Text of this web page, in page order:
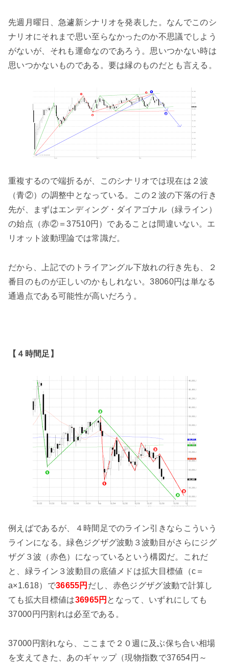
先週月曜日、急遽新シナリオを発表した。なんでこのシ
ナリオにそれまで思い至らなかったのか不思議でしよう
がないが、それも運命なのであろう。思いつかない時は
思いつかないものである。要は縁のものだとも言える。
重複するので端折るが、このシナリオでは現在は２波
（青②）の調整中となっている。この２波の下落の行き
先が、まずはエンディング・ダイアゴナル（緑ライン）
の始点（赤②＝37510円）であることは間違いない。エ
リオット波動理論では常識だ。
だから、上記でのトライアングル下放れの行き先も、２
番目のものが正しいのかもしれない。38060円は単なる
通過点である可能性が高いだろう。
【４時間足】
例えばであるが、４時間足でのライン引きならこういう
ラインになる。緑色ジグザグ波動３波動目がさらにジグ
ザグ３波（赤色）になっているという構図だ。これだ
と、緑ライン３波動目の底値メドは拡大目標値（c＝
a×1.618）で36655円 だし、赤色ジグザグ波動で計算し
ても拡大目標値は36965円 となって、いずれにしても
37000円円割れは必至である。
37000円割れなら、ここまで２０週に及ぶ保ち合い相場
を支えてきた、あのギャップ（現物指数で37654円～